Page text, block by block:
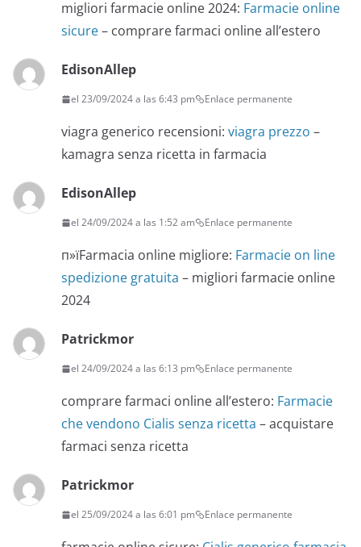
migliori farmacie online 2024: Farmacie online
sicure– comprare farmaci online all’estero
EdisonAllep
el 23/09/2024 a las 6:43 pm Enlace permanente
viagra generico recensioni: viagra prezzo –
kamagra senza ricetta in farmacia
EdisonAllep
el 24/09/2024 a las 1:52 am Enlace permanente
п»їFarmacia online migliore: Farmacie on line
spedizione gratuita – migliori farmacie online
2024
Patrickmor
el 24/09/2024 a las 6:13 pm Enlace permanente
comprare farmaci online all’estero: Farmacie
che vendono Cialis senza ricetta – acquistare
farmaci senza ricetta
Patrickmor
el 25/09/2024 a las 6:01 pm Enlace permanente